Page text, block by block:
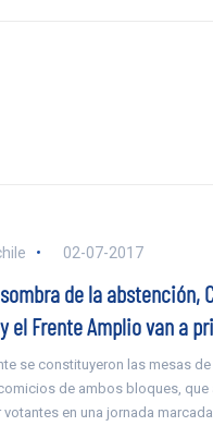
02-07-2017
de la abstención,
el Frente Amplio van a
se constituyeron las mesas
de ambos bloques, que
votantes en una jornada